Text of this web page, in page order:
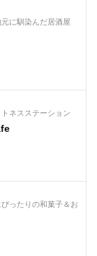
に馴染んだ居酒屋
ネスステーション
ったりの和菓子＆お